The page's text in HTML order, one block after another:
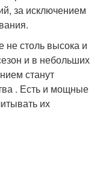
за исключением
не столь высока и
и в небольших
станут
. Есть и мощные
их